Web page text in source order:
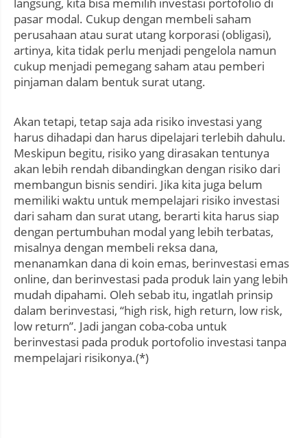
pasar modal. Cukup dengan membeli saham
perusahaan atau surat utang korporasi (obligasi),
artinya, kita tidak perlu menjadi pengelola namun
cukup menjadi pemegang saham atau pemberi
pinjaman dalam bentuk surat utang.
Akan tetapi, tetap saja ada risiko investasi yang
harus dihadapi dan harus dipelajari terlebih dahulu.
Meskipun begitu, risiko yang dirasakan tentunya
akan lebih rendah dibandingkan dengan risiko dari
membangun bisnis sendiri. Jika kita juga belum
memiliki waktu untuk mempelajari risiko investasi
dari saham dan surat utang, berarti kita harus siap
dengan pertumbuhan modal yang lebih terbatas,
misalnya dengan membeli reksa dana,
menanamkan dana di koin emas, berinvestasi emas
online, dan berinvestasi pada produk lain yang lebih
mudah dipahami. Oleh sebab itu, ingatlah prinsip
dalam berinvestasi, “high risk, high return, low risk,
low return”. Jadi jangan coba-coba untuk
berinvestasi pada produk portofolio investasi tanpa
mempelajari risikonya.(*)